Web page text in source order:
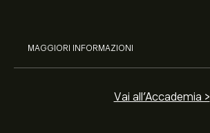
MAGGIORI INFORMAZIONI
Vai all'Accademia >